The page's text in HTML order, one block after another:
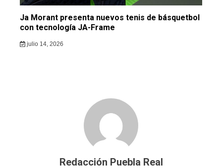
Ja Morant presenta nuevos tenis de básquetbol
con tecnología JA-Frame
julio 14, 2026
Redacción Puebla Real